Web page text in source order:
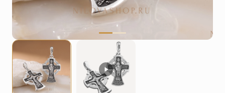
Упаковка
Цепи
Чётки
Шнурки на
шею
Другое